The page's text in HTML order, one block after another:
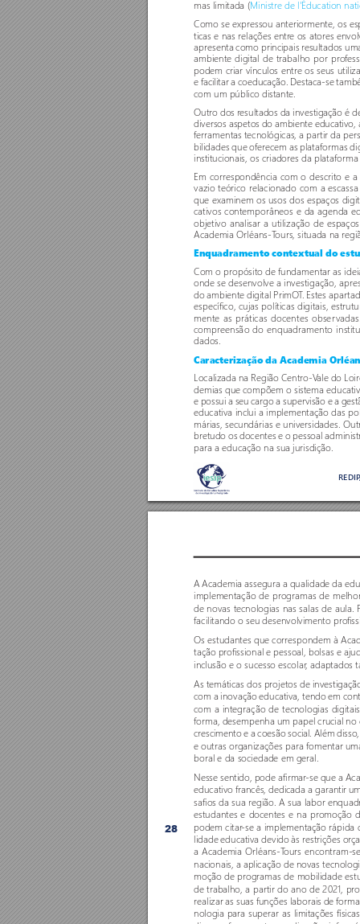
REDIP
mas limitada (Ministre de l'Éducation
Como se expressou anteriormente, os
ticas e nas relações entre os atores
apresenta como principais resultados
ambiente digital de trabalho por pro
podem criar vínculos entre os seus
e facilitar a coeducação. Destaca-se
com um público distante.
Outro dos resultados da investigação é
diversos aspetos do ambiente
ferramentas tecnológicas, a partir da per
bilidades que oferecem as plataformas
institucionais, os criadores da plataforma
Em correspondência com o descrito e a
vazio teórico relacionado com a
que examinem os usos dos espaços
cativos contemporâneos e da agenda
objetivo analisar a utilização de
Academia Orléans-Tours, situada na r
Enquadramento contextual do
Com o propósito de fundamentar as
onde se desenvolve a investigação,
do ambiente digital PrimOT. Estes apar
específico, cujas políticas digitais,
mente as práticas docentes obser
compreensão do enquadramento
dados.
Caracterização da Academia
Localizada na Região Centro-Vale do
demias que compõem o sistema
e possui a seu cargo a supervisão e a
educativa inclui a implementação das
márias, secundárias e universidades.
bretudo os docentes e o pessoal
para a educação na sua jurisdição.
28
A Academia assegura a qualidade da
implementação de programas de
de novas tecnologias nas salas de aula.
facilitando o seu desenvolvimento pro
Os estudantes que correspondem à
tação profissional e pessoal, bolsas e
inclusão e o sucesso escolar, adaptados
As temáticas dos projetos de
com a inovação educativa, tendo em
com a integração de tecnologias
forma, desempenha um papel crucial
crescimento e a coesão social. Além
e outras organizações para fomentar
boral e da sociedade em geral.
Nesse sentido, pode afirmar-se que a
educativo francês, dedicada a garantir
safios da sua região. A sua labor
estudantes e docentes e na promoção
podem citar-se a implementação rápida
lidade educativa devido às restrições or
a Academia Orléans-Tours encontram-
nacionais, a aplicação de novas
moção de programas de mobilidade
de trabalho, a partir do ano de 2021,
realizar as suas funções laborais de
nologia para superar as limitações